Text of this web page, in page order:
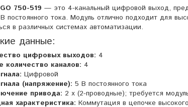
750-519 — это 4-канальный цифровой выход,
постоянного тока. Модуль отлично подходит для
в различных системах автоматизации.
данные:
цифровых выходов: 4
количество каналов: 4
Цифровой
(напряжение): 5 В постоянного тока
привода: 2 x (2-проводные); требуется
характеристика: Коммутация в цепочке